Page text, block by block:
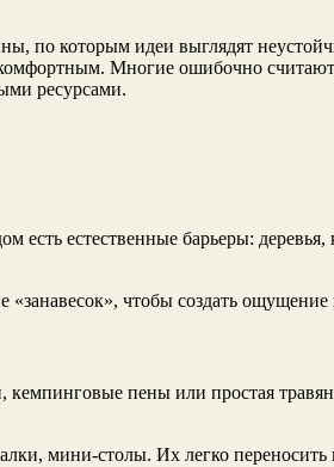
по которым идеи выглядят
Многие ошибочно
ресурсами.
естественные барьеры:
«занавесок», чтобы создать ощущение
кемпинговые пены или простая
мини-столы. Их легко переносить